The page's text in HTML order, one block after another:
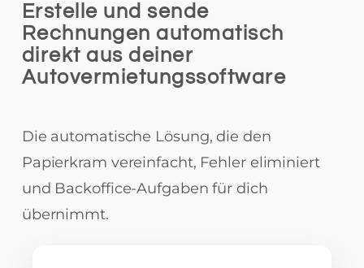
Erstelle und sende
Rechnungen automatisch
direkt aus deiner
Autovermietungssoftware
Die automatische Lösung, die den
Papierkram vereinfacht, Fehler eliminiert
und Backoffice-Aufgaben für dich
übernimmt.